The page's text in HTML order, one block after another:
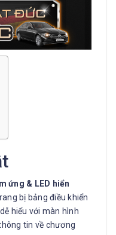
ứng & LED hiển
bị bảng điều khiển
hiểu với màn hình
tin về chương